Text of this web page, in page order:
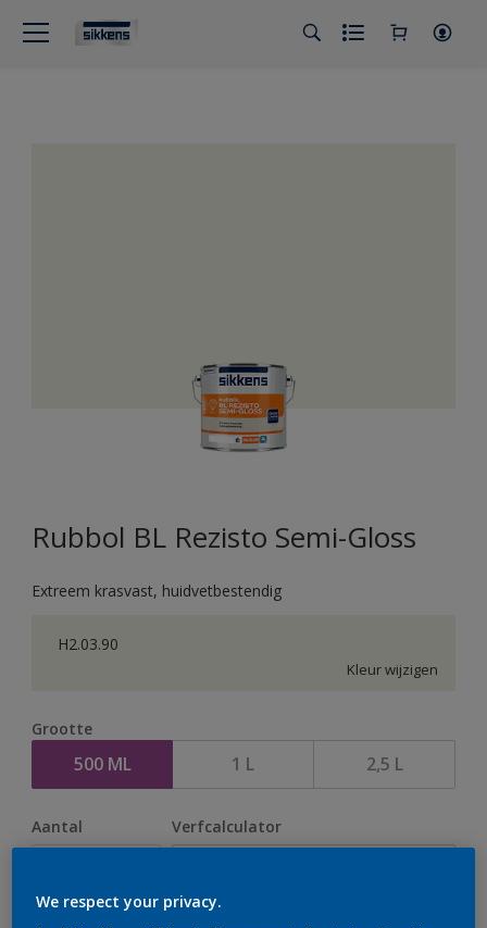
Rubbol BL Rezisto Semi-Gloss
Extreem krasvast, huidvetbestendig
H2.03.90
Kleur wijzigen
Grootte
500 ML 1 L 2,5 L
Aantal Verfcalculator
We respect your privacy.